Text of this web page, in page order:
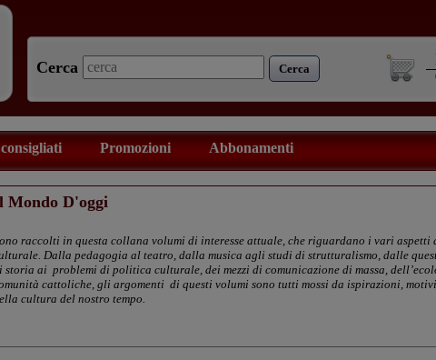
Cerca Cerca
Promozioni Abbonamenti
Mondo D'oggi
raccolti in questa collana volumi di interesse attuale, che riguardano i vari aspetti
Dalla pedagogia al teatro, dalla musica agli studi di strutturalismo, dalle
storia ai problemi di politica culturale, dei mezzi di comunicazione di massa,
cattoliche, gli argomenti di questi volumi sono tutti mossi da ispirazioni,
cultura del nostro tempo.